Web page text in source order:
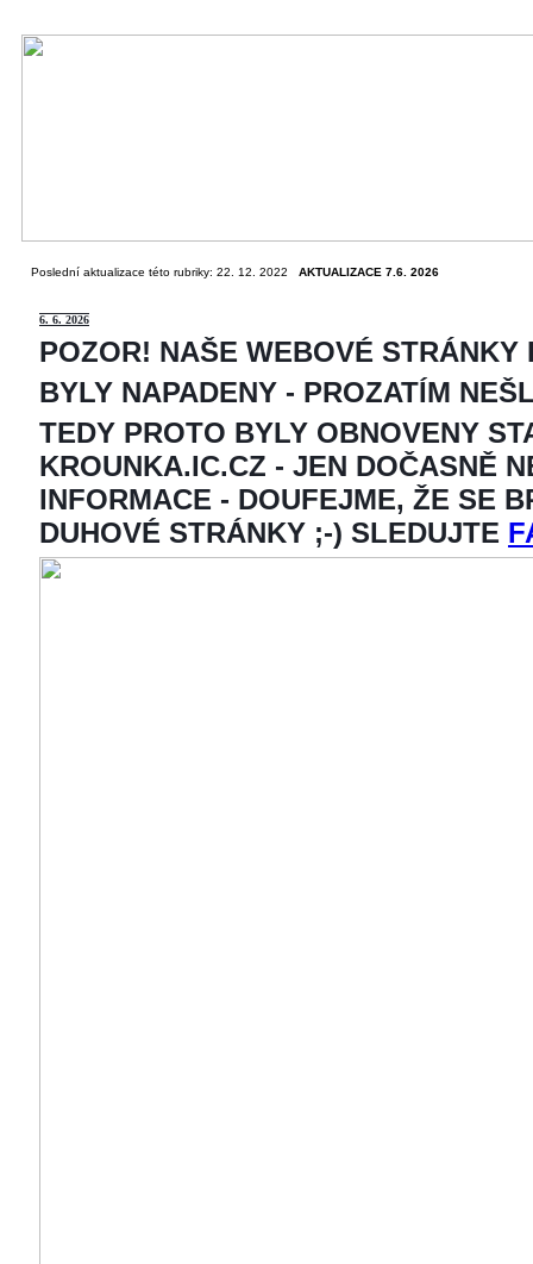
Poslední aktualizace této rubriky: 22. 12. 2022 AKTUALIZACE 7.6. 2026
6. 6. 2026
POZOR! NAŠE WEBOVÉ STRÁNKY
BYLY NAPADENY - PROZATÍM
TEDY PROTO BYLY OBNOVENY
KROUNKA.IC.CZ - JEN DOČASNĚ
INFORMACE - DOUFEJME, ŽE SE
DUHOVÉ STRÁNKY ;-) SLEDUJTE